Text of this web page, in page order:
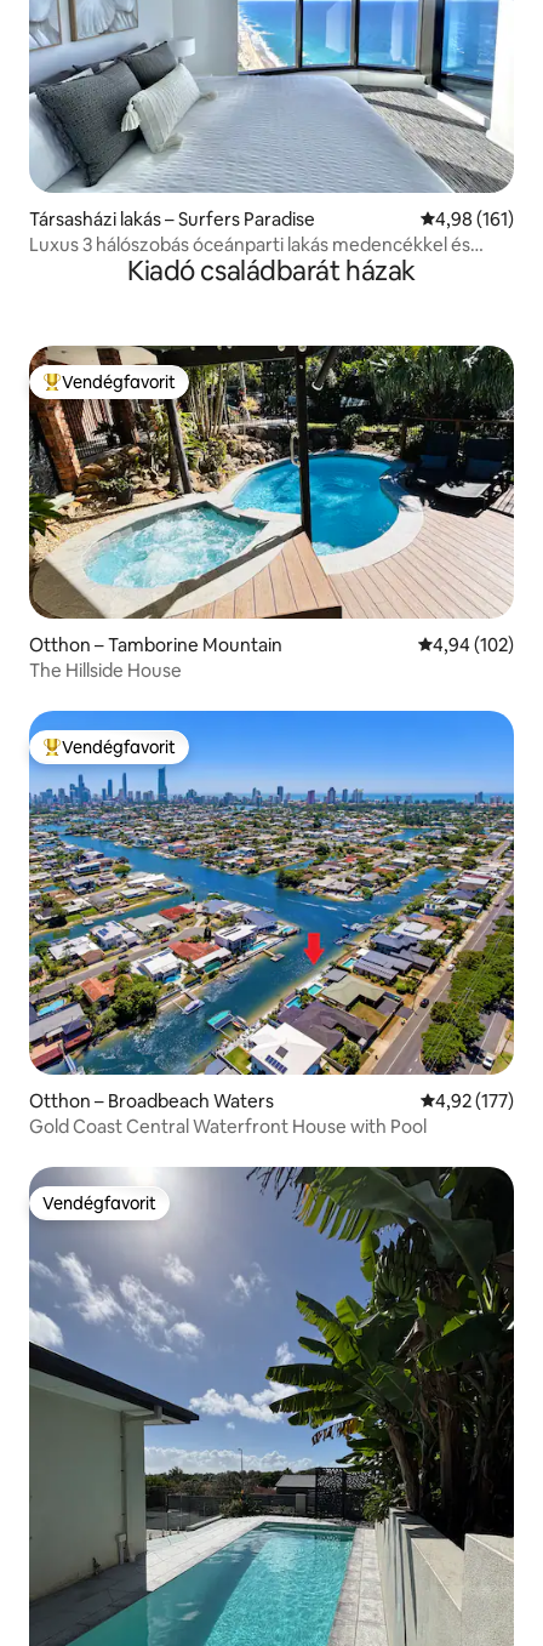
Társasházi lakás – Surfers Paradise Átlagos
4,98 (161)
Luxus 3 hálószobás óceánparti lakás medencékkel és
gyógyfürdővelKiadó családbarát házak
Kiemelt vendégfavorit
Vendégfavorit
Otthon – Tamborine Mountain Átlagos
4,94 (102)
The Hillside House
Kiemelt vendégfavorit
Vendégfavorit
Otthon – Broadbeach Waters Átlagos
4,92 (177)
Gold Coast Central Waterfront House with Pool
Vendégfavorit
Vendégfavorit